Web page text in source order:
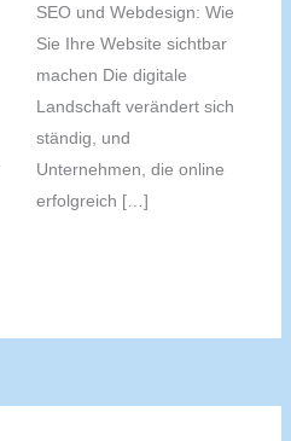
SEO und Webdesign: Wie
Sie Ihre Website sichtbar
machen Die digitale
Landschaft verändert sich
ständig, und
Unternehmen, die online
erfolgreich […]